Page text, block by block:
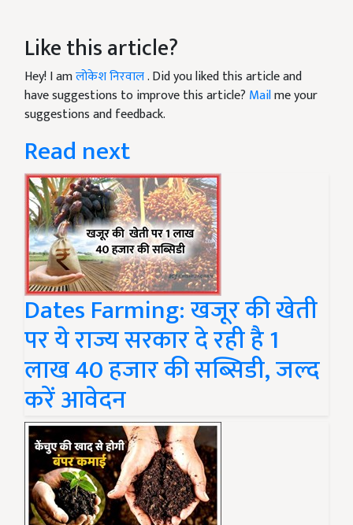
Like this article?
Hey! I amलोकेश निरवाल. Did you liked this article and
have suggestions to improve this article? Mailme your
suggestions and feedback.
Read next
Dates Farming: खजूर की खेती
पर ये राज्य सरकार दे रही है 1
लाख 40 हजार की सब्सिडी, जल्द
करें आवेदन